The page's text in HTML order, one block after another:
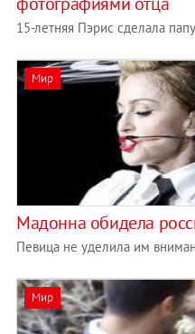
15-летняя Пэрис сделала
Мир
Мадонна обидела
Певица не уделила им
Мир